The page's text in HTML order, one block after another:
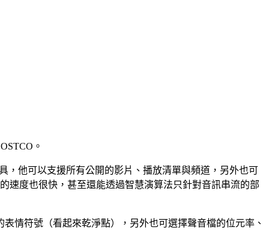
。
，他可以支援所有公開的影片、播放清單與頻道，另外也可
速度也很快，甚至還能透過智慧演算法只針對音訊串流的部
情符號（看起來乾淨點），另外也可選擇聲音檔的位元率、